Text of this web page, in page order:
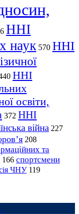
ННІ
наук 570 ННІ
ННІ
освіти,
372 ННІ
війна 227
208
та
166 спортсмени
ЧНУ 119